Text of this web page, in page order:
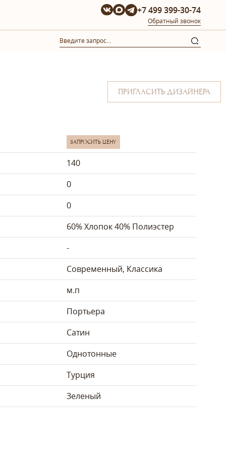
+7 499 399-30-74
Обратный звонок
ПРИГЛАСИТЬ ДИЗАЙНЕРА
ЗАПРОСИТЬ ЦЕНУ
140
0
0
60% Хлопок 40% Полиэстер
-
Современный, Классика
м.п
Портьера
Сатин
Однотонные
Турция
Зеленый